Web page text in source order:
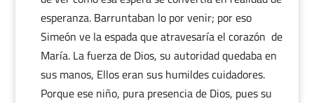
esperanza. Barruntaban lo por venir; por eso
Simeón ve la espada que atravesaría el corazón de
María. La fuerza de Dios, su autoridad quedaba en
sus manos, Ellos eran sus humildes cuidadores.
Porque ese niño, pura presencia de Dios, pues su